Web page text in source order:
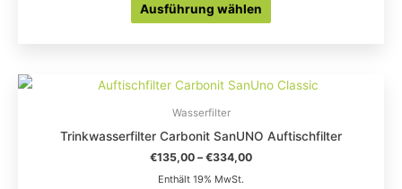
Ausführung wählen
Optionen
der
gewählt
Wasserfilter
Trinkwasserfilter Carbonit SanUNO Auftischfilter
€135,00 –€334,00
Enthält 19% MwSt.
Dieses
weist